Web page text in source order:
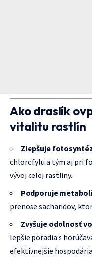
Ako draslík
vitalitu rastlín
Zlepšuje
chlorofylu a tým aj pri
vývoj celej rastliny.
Podporuje
prenose sacharidov,
Zvyšuje odolnosť
lepšie poradia s
efektívnejšie